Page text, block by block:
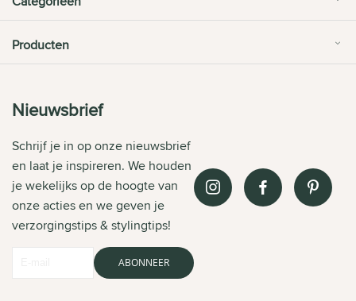
Producten
Nieuwsbrief
Schrijf je in op onze nieuwsbrief
en laat je inspireren. We houden
je wekelijks op de hoogte van
onze acties en we geven je
verzorgingstips & stylingtips!
ABONNEER